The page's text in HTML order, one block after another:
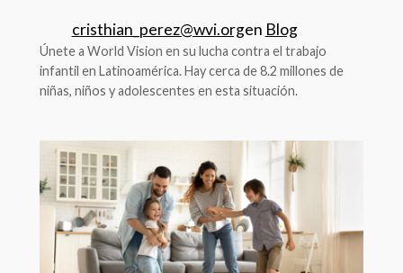
cristhian_perez@wvi.orgen Blog
Únete a World Vision en su lucha contra el trabajo
infantil en Latinoamérica. Hay cerca de 8.2 millones de
niñas, niños y adolescentes en esta situación.